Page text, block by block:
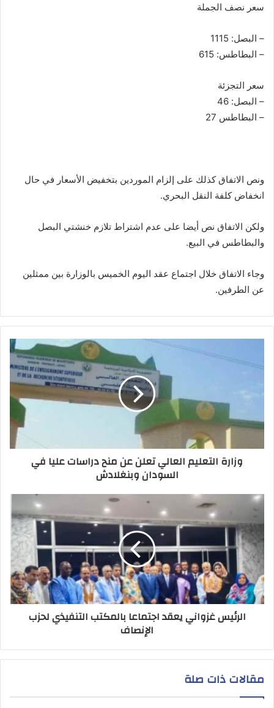
سعر نصف الجملة
– البصل: 1115
– البطاطس: 615
سعر التجزئة
– البصل: 46
– البطاطس 27
ونص الاتفاق كذلك على إلزام الموردين بتخفيض الأسعار في حال
انخفاض كلفة النقل البحري.
ولكن الاتفاق نص أيضا على عدم اشتراط تلازم خنشتي البصل
والبطاطس في البيع.
وجاء الاتفاق خلال اجتماع عقد اليوم الخميس بالوزارة بين ممثلين
عن الطرفين.
وزارة التعليم العالي تعلن عن منح دراسات عليا في
السودان وبنغلادش
الرئيس غزواني يعقد اجتماعا بالمكتب التنفيذي لحزب
الإنصاف
مقالات ذات صلة